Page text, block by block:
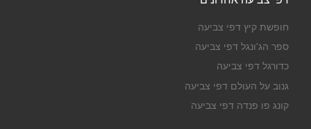
חופשת קיץ דפי צביעה
ספר הג'ונגל דפי צביעה
כדורגל דפי צביעה
גנוב על העולם דפי צביעה
קונג פו פנדה דפי צביעה